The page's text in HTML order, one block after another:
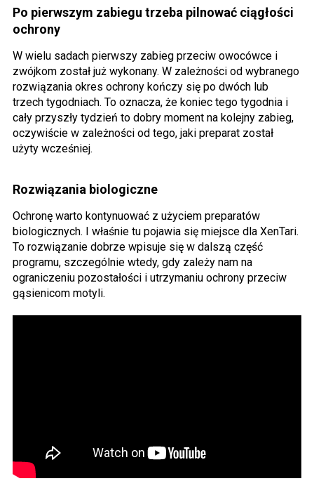
Po pierwszym zabiegu trzeba pilnować ciągłości
ochrony
W wielu sadach pierwszy zabieg przeciw owocówce i
zwójkom został już wykonany. W zależności od wybranego
rozwiązania okres ochrony kończy się po dwóch lub
trzech tygodniach. To oznacza, że koniec tego tygodnia i
cały przyszły tydzień to dobry moment na kolejny zabieg,
oczywiście w zależności od tego, jaki preparat został
użyty wcześniej.
Rozwiązania biologiczne
Ochronę warto kontynuować z użyciem preparatów
biologicznych. I właśnie tu pojawia się miejsce dla XenTari.
To rozwiązanie dobrze wpisuje się w dalszą część
programu, szczególnie wtedy, gdy zależy nam na
ograniczeniu pozostałości i utrzymaniu ochrony przeciw
gąsienicom motyli.